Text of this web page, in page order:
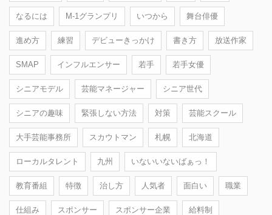
なるには M-1グランプリ いつから 舞台俳優
進め方 練習 デビューきっかけ 書き方 放送作家
SMAP インフルエンサー 若手 若手女優
シニアモデル 芸能マネージャー シニア世代
シニアの趣味 緊張しない方法 対策 芸能スクール
大手芸能事務所 スカウトマン 札幌 北海道
ローカルタレント 九州 いないいないばぁっ！
教育番組 特徴 治し方 人気者 面白い 職業
仕組み スポンサー スポンサー企業 給料制